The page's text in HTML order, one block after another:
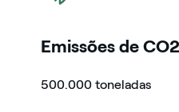
Emissões de
500.000 toneladas